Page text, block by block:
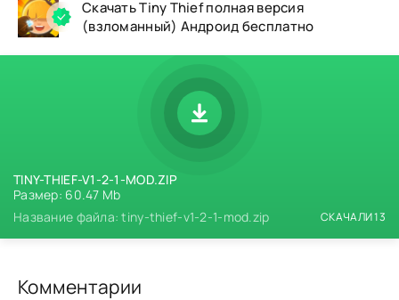
Скачать Tiny Thief полная версия
(взломанный) Андроид бесплатно
TINY-THIEF-V1-2-1-MOD.ZIP
Размер: 60.47 Mb
Название файла: tiny-thief-v1-2-1-mod.zip
СКАЧАЛИ 13
Комментарии